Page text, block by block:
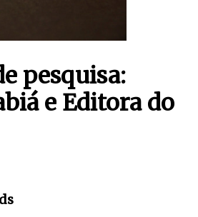
pesquisa:
e Editora do